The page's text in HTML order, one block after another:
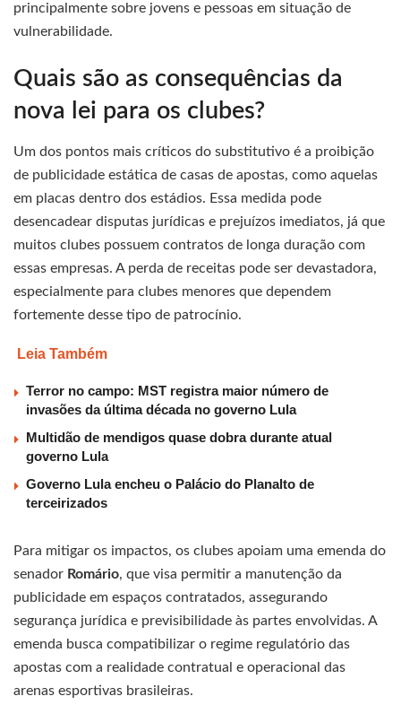
principalmente sobre jovens e pessoas em situação de
vulnerabilidade.
Quais são as consequências da
nova lei para os clubes?
Um dos pontos mais críticos do substitutivo é a proibição
de publicidade estática de casas de apostas, como aquelas
em placas dentro dos estádios. Essa medida pode
desencadear disputas jurídicas e prejuízos imediatos, já que
muitos clubes possuem contratos de longa duração com
essas empresas. A perda de receitas pode ser devastadora,
especialmente para clubes menores que dependem
fortemente desse tipo de patrocínio.
Leia Também
Terror no campo: MST registra maior número de
invasões da última década no governo Lula
Multidão de mendigos quase dobra durante atual
governo Lula
Governo Lula encheu o Palácio do Planalto de
terceirizados
Para mitigar os impactos, os clubes apoiam uma emenda do
senador Romário, que visa permitir a manutenção da
publicidade em espaços contratados, assegurando
segurança jurídica e previsibilidade às partes envolvidas. A
emenda busca compatibilizar o regime regulatório das
apostas com a realidade contratual e operacional das
arenas esportivas brasileiras.